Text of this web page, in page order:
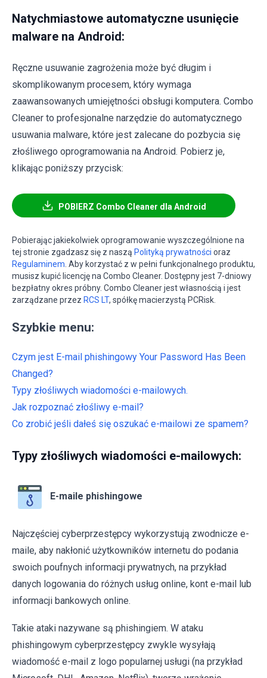
Natychmiastowe automatyczne usunięcie
malware na Android:
Ręczne usuwanie zagrożenia może być długim i
skomplikowanym procesem, który wymaga
zaawansowanych umiejętności obsługi komputera. Combo
Cleaner to profesjonalne narzędzie do automatycznego
usuwania malware, które jest zalecane do pozbycia się
złośliwego oprogramowania na Android. Pobierz je,
klikając poniższy przycisk:
POBIERZ Combo Cleaner dla Android
Pobierając jakiekolwiek oprogramowanie wyszczególnione na
tej stronie zgadzasz się z naszą Polityką prywatności oraz
Regulaminem . Aby korzystać z w pełni funkcjonalnego produktu,
musisz kupić licencję na Combo Cleaner. Dostępny jest 7-dniowy
bezpłatny okres próbny. Combo Cleaner jest własnością i jest
zarządzane przez RCS LT, spółkę macierzystą PCRisk.
Szybkie menu:
Czym jest E-mail phishingowy Your Password Has Been
Changed?
Typy złośliwych wiadomości e-mailowych.
Jak rozpoznać złośliwy e-mail?
Co zrobić jeśli dałeś się oszukać e-mailowi ze spamem?
Typy złośliwych wiadomości e-mailowych:
E-maile phishingowe
Najczęściej cyberprzestępcy wykorzystują zwodnicze e-
maile, aby nakłonić użytkowników internetu do podania
swoich poufnych informacji prywatnych, na przykład
danych logowania do różnych usług online, kont e-mail lub
informacji bankowych online.
Takie ataki nazywane są phishingiem. W ataku
phishingowym cyberprzestępcy zwykle wysyłają
wiadomość e-mail z logo popularnej usługi (na przykład